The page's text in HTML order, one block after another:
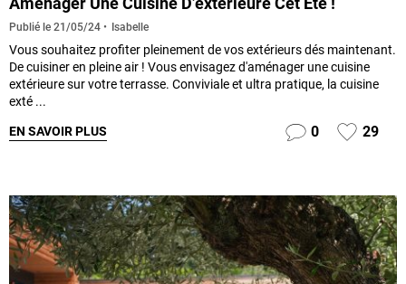
Publié le 21/05/24 Isabelle
Vous souhaitez profiter pleinement de vos extérieurs dés maintenant.
De cuisiner en pleine air ! Vous envisagez d'aménager une cuisine
extérieure sur votre terrasse. Conviviale et ultra pratique, la cuisine
exté ...
EN SAVOIR PLUS 0 29